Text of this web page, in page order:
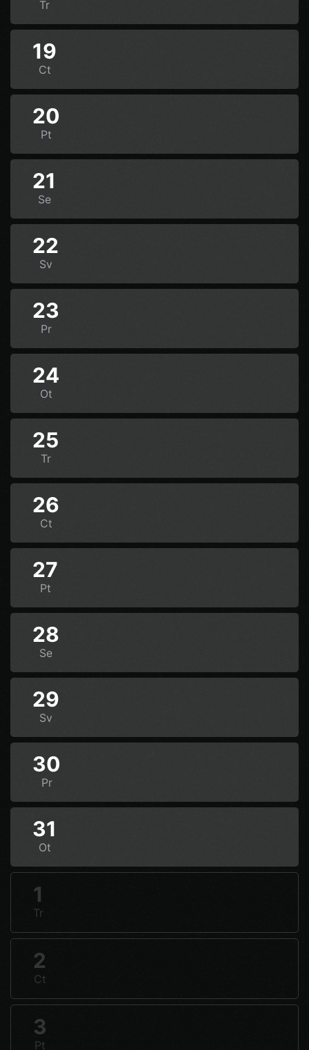
Tr
19
Ct
20
Pt
21
Se
22
Sv
23
Pr
24
Ot
25
Tr
26
Ct
27
Pt
28
Se
29
Sv
30
Pr
31
Ot
1
Tr
2
Ct
3
Pt